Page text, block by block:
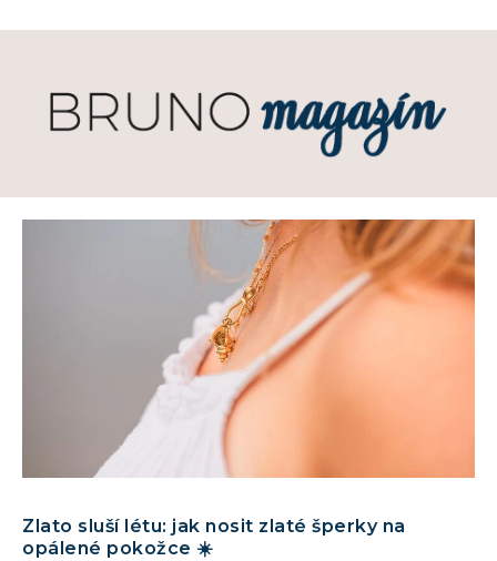
Zlato sluší létu: jak nosit zlaté šperky na
opálené pokožce ☀️